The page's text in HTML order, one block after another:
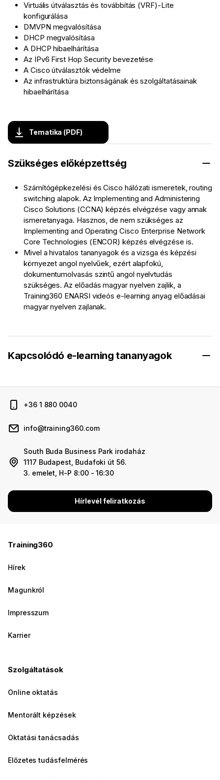
Virtuális útválasztás és továbbítás (VRF)-Lite
konfigurálása
DMVPN megvalósítása
DHCP megvalósítása
A DHCP hibaelhárítása
Az IPv6 First Hop Security bevezetése
A Cisco útválasztók védelme
Az infrastruktúra biztonságának és szolgáltatásainak
hibaelhárítása
Tematika (PDF)
Szükséges előképzettség
Számítógépkezelési és Cisco hálózati ismeretek, routing
switching alapok. Az Implementing and Administering
Cisco Solutions (CCNA) képzés elvégzése vagy annak
ismeretanyaga. Hasznos, de nem szükséges az
Implementing and Operating Cisco Enterprise Network
Core Technologies (ENCOR) képzés elvégzése is.
Mivel a hivatalos tananyagok és a vizsga és képzési
környezet angol nyelvűek, ezért alapfokú,
dokumentumolvasás szintű angol nyelvtudás
szükséges. Az előadás magyar nyelven zajlik, a
Training360 ENARSI videós e-learning anyag előadásai
magyar nyelven zajlanak.
Kapcsolódó e-learning tananyagok
+36 1 880 0040
info@training360.com
South Buda Business Park irodaház
1117 Budapest, Budafoki út 56.
3. emelet, H-P 8:00 - 16:30
Hírlevél feliratkozás
Training360
Hírek
Magunkról
Impresszum
Karrier
Szolgáltatások
Online oktatás
Mentorált képzések
Oktatási tanácsadás
Előzetes tudásfelmérés